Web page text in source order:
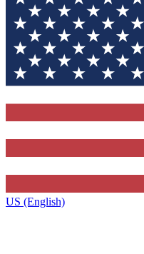
US (English)